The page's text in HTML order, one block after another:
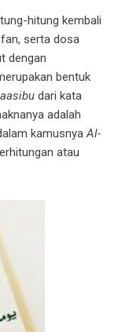
hitung kembali
serta dosa
dengan
bentuk
dari kata
adalah
kamusnyaAl-
atau